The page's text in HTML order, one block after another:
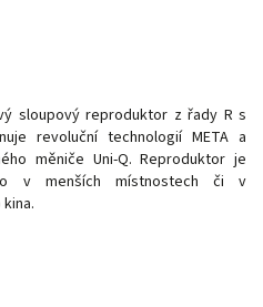
sloupový reproduktor z řady R s
revoluční technologií META a
měniče Uni-Q. Reproduktor je
v menších místnostech či v